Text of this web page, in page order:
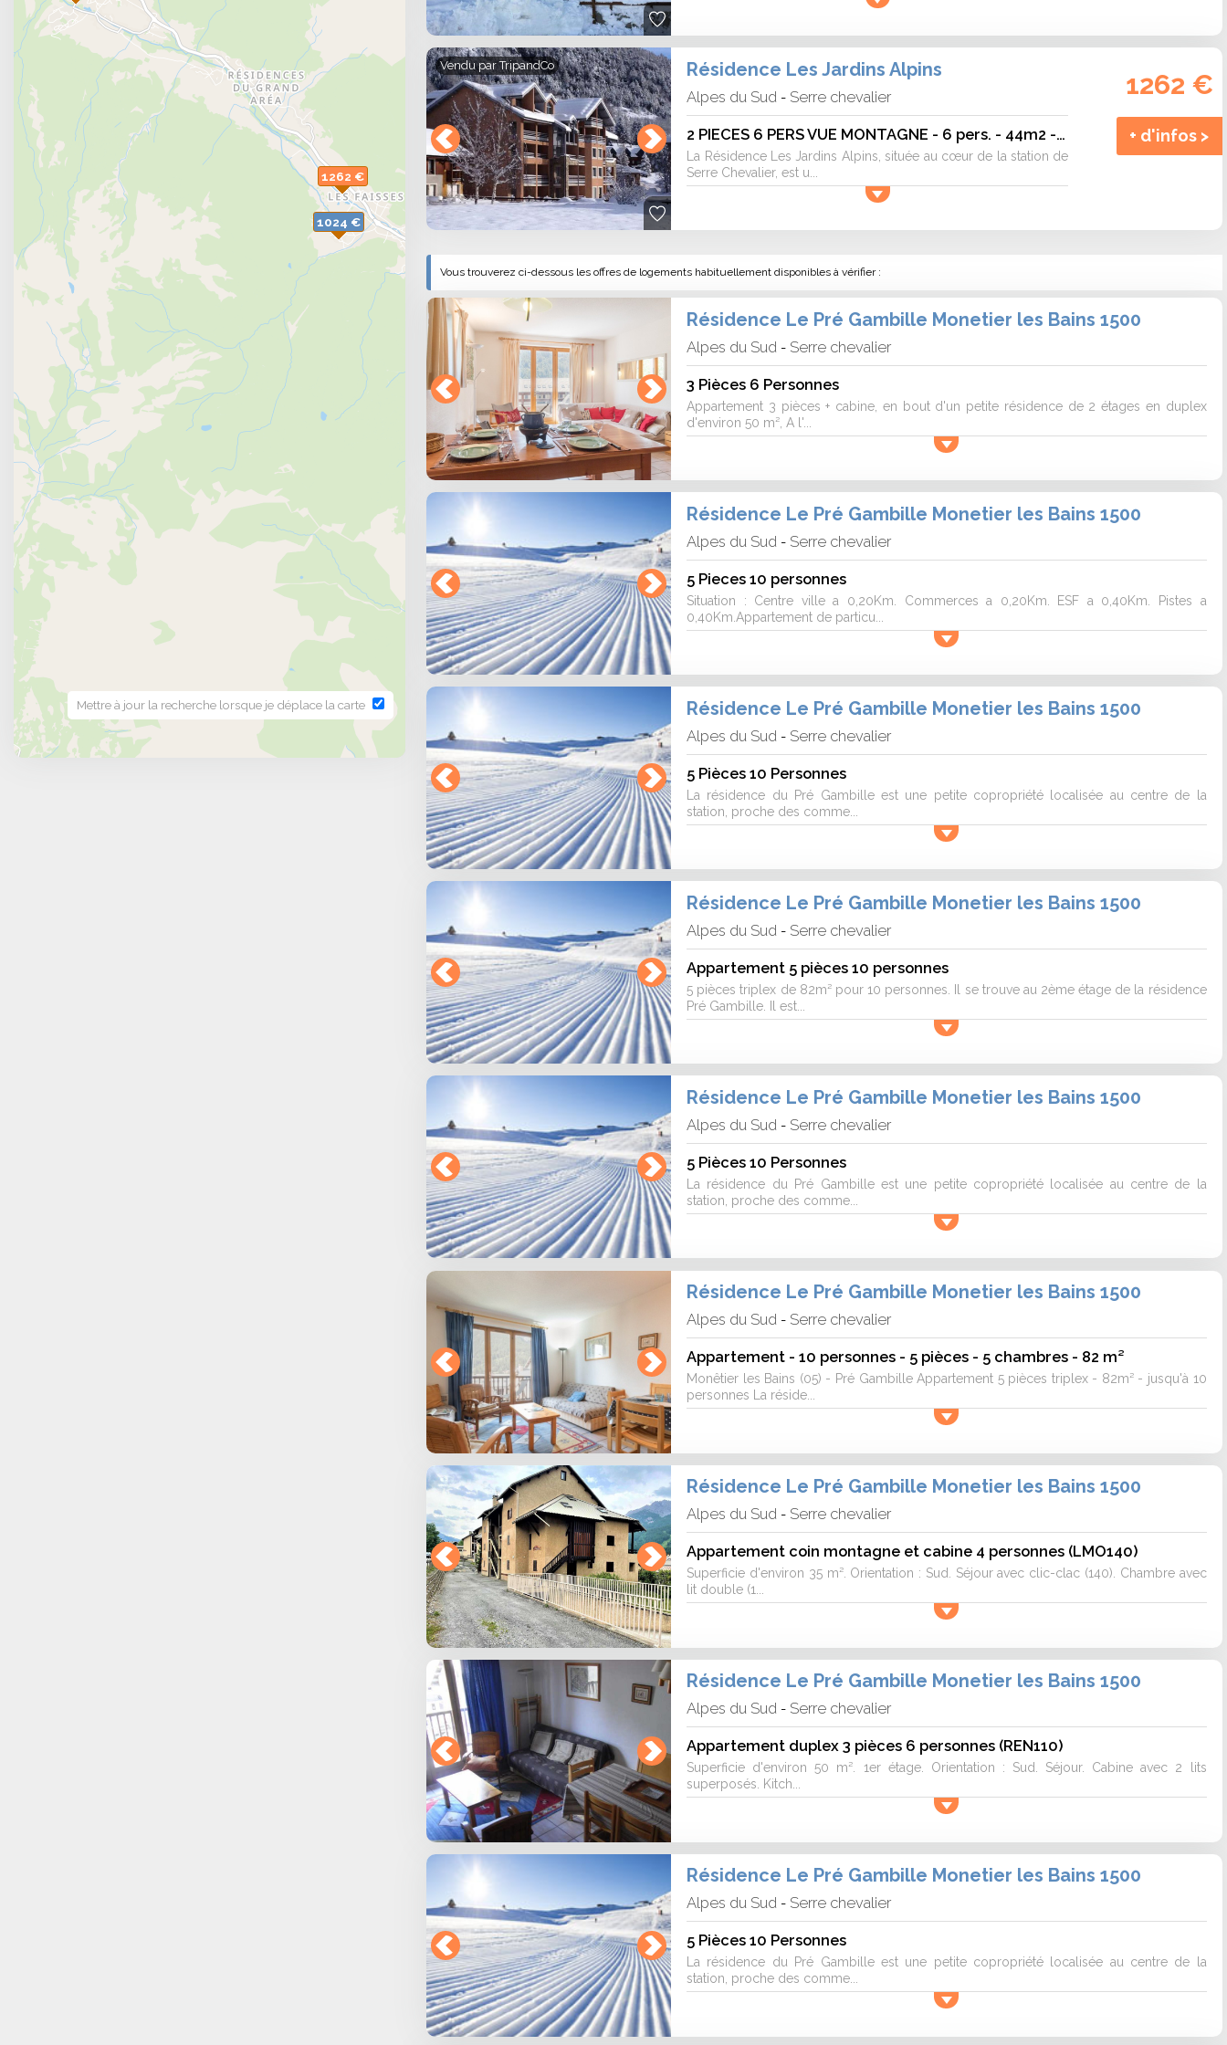
1024 €
1262 €
Mettre à jour la recherche lorsque je déplace la carte
Vendu parTripandCo Résidence Les Jardins Alpins
Alpes du Sud - Serre chevalier
2 PIECES 6 PERS VUE MONTAGNE - 6 pers. - 44m2 - TV - Animaux admis
La Résidence Les Jardins Alpins, située au cœur de la station de
Serre Chevalier, est u...
1262 €
+ d'infos >
Vous trouverez ci-dessous les offres de logements habituellement disponibles à vérifier :
Résidence Le Pré Gambille Monetier les Bains 1500
Alpes du Sud - Serre chevalier
3 Pièces 6 Personnes
Appartement 3 pièces + cabine, en bout d'un petite résidence de 2 étages en duplex
d'environ 50 m², A l'...
Résidence Le Pré Gambille Monetier les Bains 1500
Alpes du Sud - Serre chevalier
5 Pieces 10 personnes
Situation : Centre ville a 0,20Km. Commerces a 0,20Km. ESF a 0,40Km. Pistes a
0,40Km.Appartement de particu...
Résidence Le Pré Gambille Monetier les Bains 1500
Alpes du Sud - Serre chevalier
5 Pièces 10 Personnes
La résidence du Pré Gambille est une petite copropriété localisée au centre de la
station, proche des comme...
Résidence Le Pré Gambille Monetier les Bains 1500
Alpes du Sud - Serre chevalier
Appartement 5 pièces 10 personnes
5 pièces triplex de 82m² pour 10 personnes. Il se trouve au 2ème étage de la résidence
Pré Gambille. Il est...
Résidence Le Pré Gambille Monetier les Bains 1500
Alpes du Sud - Serre chevalier
5 Pièces 10 Personnes
La résidence du Pré Gambille est une petite copropriété localisée au centre de la
station, proche des comme...
Résidence Le Pré Gambille Monetier les Bains 1500
Alpes du Sud - Serre chevalier
Appartement - 10 personnes - 5 pièces - 5 chambres - 82 m²
Monêtier les Bains (05) - Pré Gambille Appartement 5 pièces triplex - 82m² - jusqu'à 10
personnes La réside...
Résidence Le Pré Gambille Monetier les Bains 1500
Alpes du Sud - Serre chevalier
Appartement coin montagne et cabine 4 personnes (LMO140)
Superficie d'environ 35 m². Orientation : Sud. Séjour avec clic-clac (140). Chambre avec
lit double (1...
Résidence Le Pré Gambille Monetier les Bains 1500
Alpes du Sud - Serre chevalier
Appartement duplex 3 pièces 6 personnes (REN110)
Superficie d'environ 50 m². 1er étage. Orientation : Sud. Séjour. Cabine avec 2 lits
superposés. Kitch...
Résidence Le Pré Gambille Monetier les Bains 1500
Alpes du Sud - Serre chevalier
5 Pièces 10 Personnes
La résidence du Pré Gambille est une petite copropriété localisée au centre de la
station, proche des comme...